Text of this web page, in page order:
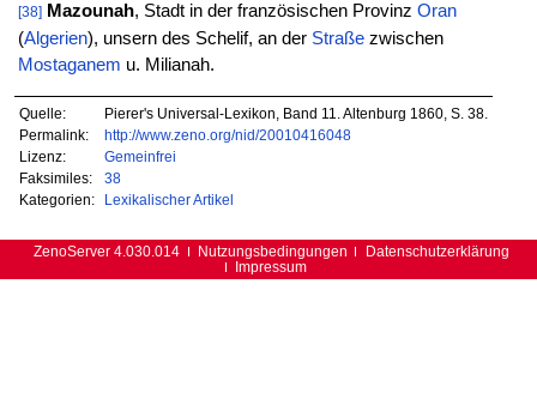
[38] Mazounah, Stadt in der französischen Provinz Oran
(Algerien), unsern des Schelif, an der Straßezwischen
Mostaganem u. Milianah.
Quelle:
Pierer's Universal-Lexikon, Band 11. Altenburg 1860, S. 38.
Permalink:
http://www.zeno.org/nid/20010416048
Lizenz:
Gemeinfrei
Faksimiles:
38
Kategorien:
Lexikalischer Artikel
ZenoServer 4.030.014 Nutzungsbedingungen
Datenschutzerklärung
Impressum